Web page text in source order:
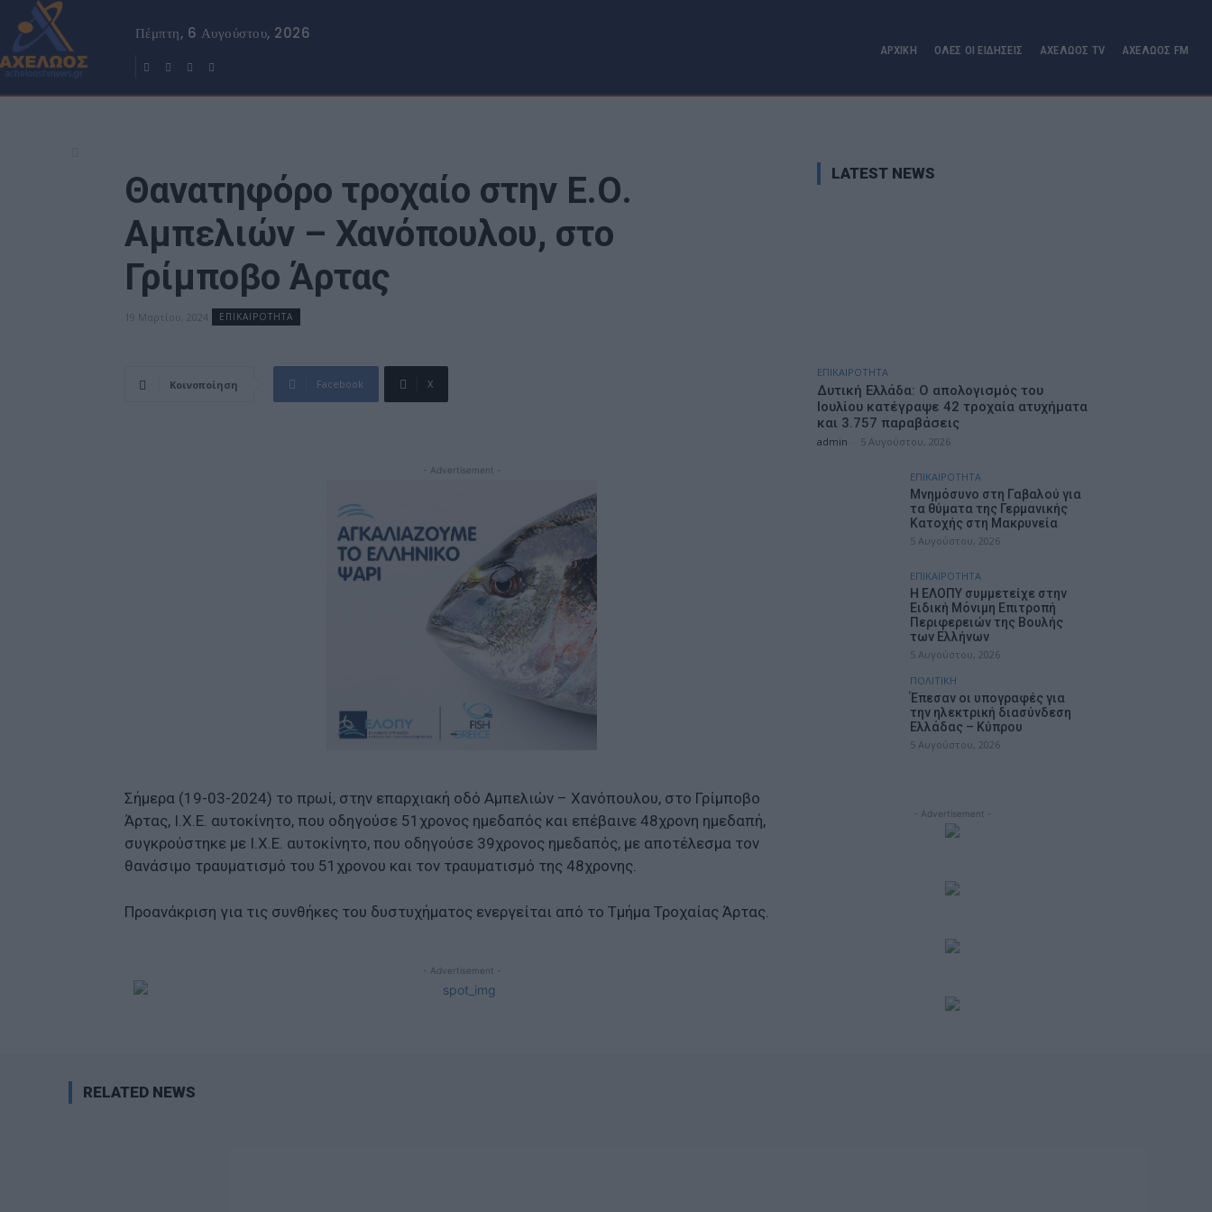
Πέμπτη, 6 Αυγούστου, 2026
ΑΡΧΙΚΗ ΟΛΕΣ ΟΙ ΕΙΔΗΣΕΙΣ ΑΧΕΛΩΟΣ TV ΑΧΕΛΩΟΣ FM
Θανατηφόρο τροχαίο στην Ε.Ο.
Αμπελιών – Χανόπουλου, στο
Γρίμποβο Άρτας
19 Μαρτίου, 2024 ΕΠΙΚΑΙΡΟΤΗΤΑ
Κοινοποίηση Facebook X
- Advertisement -
Σήμερα (19-03-2024) το πρωί, στην επαρχιακή οδό Αμπελιών – Χανόπουλου, στο Γρίμποβο
Άρτας, Ι.Χ.Ε. αυτοκίνητο, που οδηγούσε 51χρονος ημεδαπός και επέβαινε 48χρονη ημεδαπή,
συγκρούστηκε με Ι.Χ.Ε. αυτοκίνητο, που οδηγούσε 39χρονος ημεδαπός, με αποτέλεσμα τον
θανάσιμο τραυματισμό του 51χρονου και τον τραυματισμό της 48χρονης.
Προανάκριση για τις συνθήκες του δυστυχήματος ενεργείται από το Τμήμα Τροχαίας Άρτας.
- Advertisement -
LATEST NEWS
ΕΠΙΚΑΙΡΟΤΗΤΑ
Δυτική Ελλάδα: Ο απολογισμός του
Ιουλίου κατέγραψε 42 τροχαία ατυχήματα
και 3.757 παραβάσεις
admin 5 Αυγούστου, 2026
ΕΠΙΚΑΙΡΟΤΗΤΑ
Mνημόσυνο στη Γαβαλού για
τα θύματα της Γερμανικής
Κατοχής στη Μακρυνεία
5 Αυγούστου, 2026
ΕΠΙΚΑΙΡΟΤΗΤΑ
Η ΕΛΟΠΥ συμμετείχε στην
Ειδική Μόνιμη Επιτροπή
Περιφερειών της Βουλής
των Ελλήνων
5 Αυγούστου, 2026
ΠΟΛΙΤΙΚΗ
Έπεσαν οι υπογραφές για
την ηλεκτρική διασύνδεση
Ελλάδας – Κύπρου
5 Αυγούστου, 2026
- Advertisement -
RELATED NEWS